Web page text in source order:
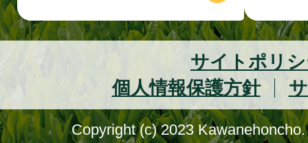
サイトポリ
個人情報保護方針
Copyright (c) 2023